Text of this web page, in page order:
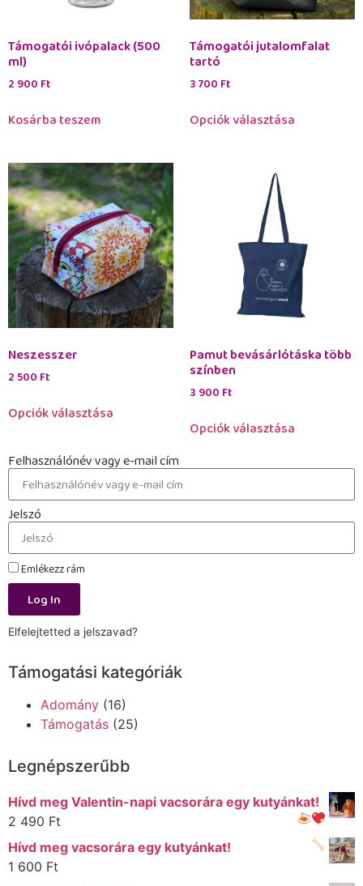
Felhasználónév vagy e-mail cím
Jelszó
Emlékezz rám
Log In
Elfelejtetted a jelszavad?
Támogatási kategóriák
Adomány (16)
Támogatás (25)
Legnépszerűbb
Hívd meg Valentin-napi vacsorára egy kutyánkat!
2 490 Ft
Hívd meg vacsorára egy kutyánkat!
1 600 Ft
Támogatói ivópalack (500
ml)
2 900 Ft
Kosárba teszem
Támogatói jutalomfalat
tartó
3 700 Ft
Opciók választása
Neszesszer
2 500 Ft
Opciók választása
Pamut bevásárlótáska több
színben
3 900 Ft
Opciók választása